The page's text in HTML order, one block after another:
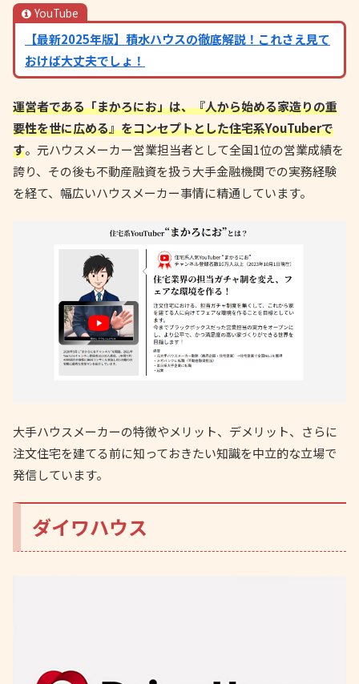
YouTube
【最新2025年版】積水ハウスの徹底解説！これさえ見て
おけば大丈夫でしょ！
運営者である「まかろにお」は、『人から始める家造りの重
要性を世に広める』をコンセプトとした住宅系YouTuberで
す。元ハウスメーカー営業担当者として全国1位の営業成績を
誇り、その後も不動産融資を扱う大手金融機関での実務経験
を経て、幅広いハウスメーカー事情に精通しています。
大手ハウスメーカーの特徴やメリット、デメリット、さらに
注文住宅を建てる前に知っておきたい知識を中立的な立場で
発信しています。
ダイワハウス